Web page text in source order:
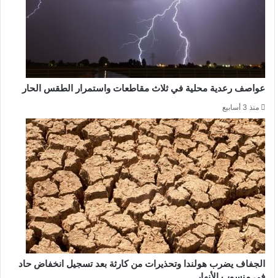
عواصف رعدية محلية في ثلاث مقاطعات واستمرار الطقس الحار
منذ 3 أسابيع
الجفاف يضرب هولندا وتحذيرات من كارثة بعد تسجيل انخفاض حاد